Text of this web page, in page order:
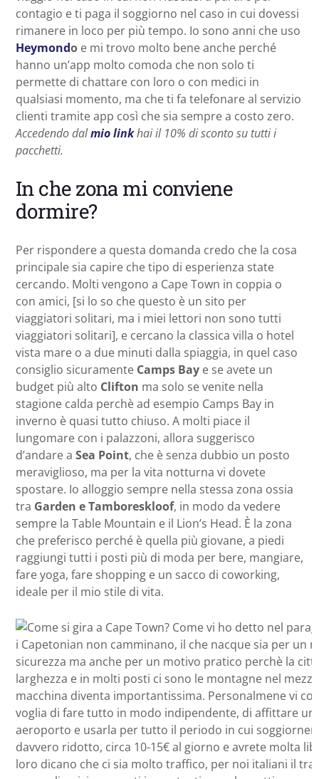
contagio e ti paga il soggiorno nel caso in cui dovessi
rimanere in loco per più tempo. Io sono anni che uso
Heymondo e mi trovo molto bene anche perché
hanno un’app molto comoda che non solo ti
permette di chattare con loro o con medici in
qualsiasi momento, ma che ti fa telefonare al servizio
clienti tramite app così che sia sempre a costo zero.
Accedendo dalmio linkhai il 10% di sconto su tutti i
pacchetti.
In che zona mi conviene
dormire?
Per rispondere a questa domanda credo che la cosa
principale sia capire che tipo di esperienza state
cercando. Molti vengono a Cape Town in coppia o
con amici, [si lo so che questo è un sito per
viaggiatori solitari, ma i miei lettori non sono tutti
viaggiatori solitari], e cercano la classica villa o hotel
vista mare o a due minuti dalla spiaggia, in quel caso
consiglio sicuramente Camps Bay e se avete un
budget più alto Clifton ma solo se venite nella
stagione calda perchè ad esempio Camps Bay in
inverno è quasi tutto chiuso. A molti piace il
lungomare con i palazzoni, allora suggerisco
d’andare a Sea Point, che è senza dubbio un posto
meraviglioso, ma per la vita notturna vi dovete
spostare. Io alloggio sempre nella stessa zona ossia
tra Garden e Tamboreskloof, in modo da vedere
sempre la Table Mountain e il Lion’s Head. È la zona
che preferisco perché è quella più giovane, a piedi
raggiungi tutti i posti più di moda per bere, mangiare,
fare yoga, fare shopping e un sacco di coworking,
ideale per il mio stile di vita.